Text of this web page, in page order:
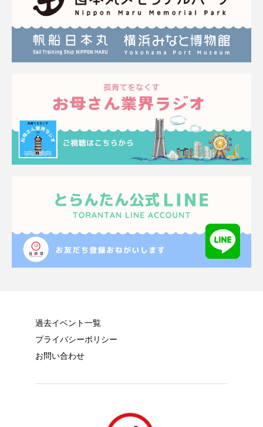
過去イベント一覧
プライバシーポリシー
お問い合わせ